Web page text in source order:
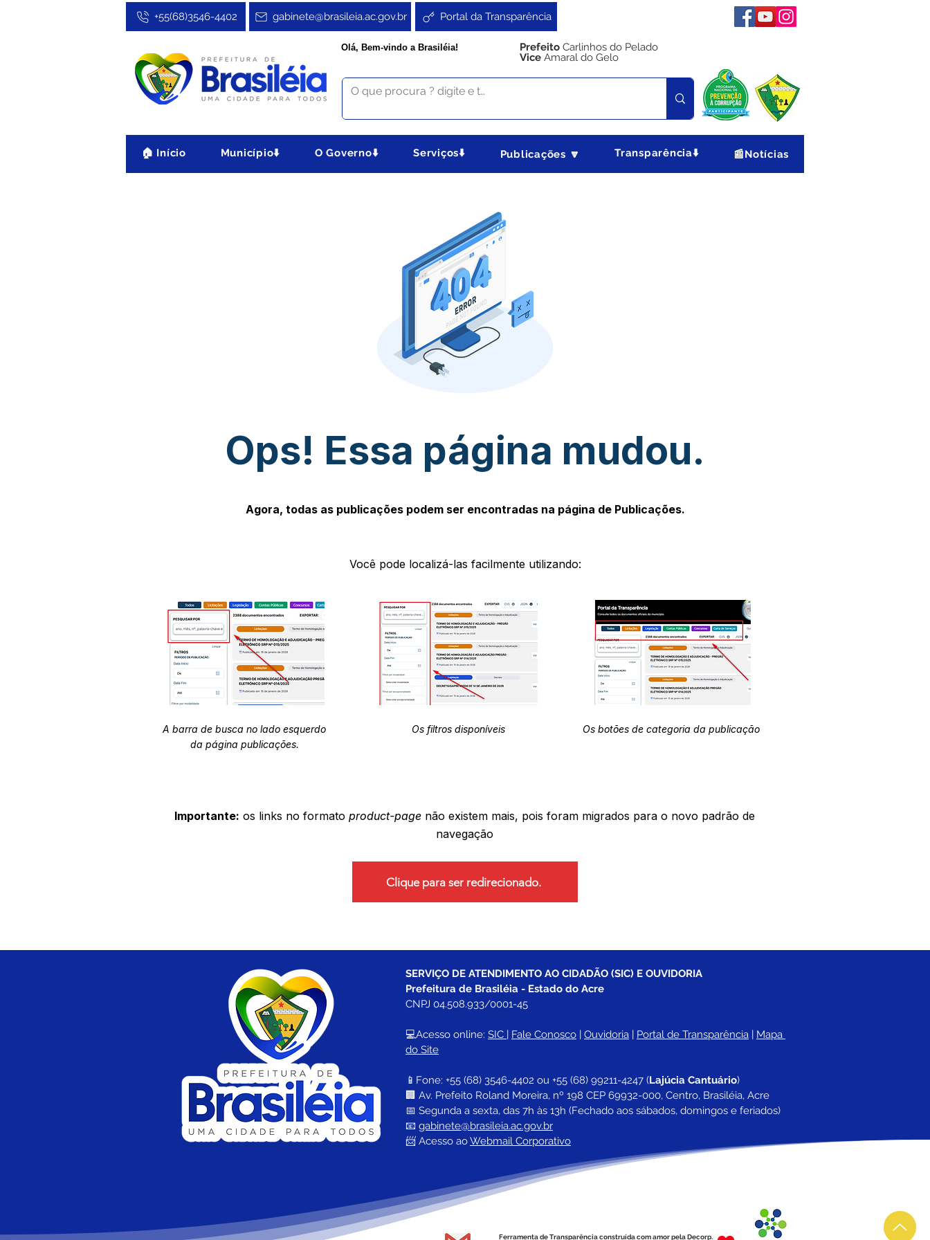
Portal da Transparência
gabinete@brasileia.ac.gov.br
+55(68)3546-4402
Olá, Bem-vindo a Brasiléia! Prefeito Carlinhos do Pelado
Vice Amaral do Gelo
🏠 Início Município⬇️ O Governo⬇️ Serviços⬇️ Publicações 🔽 Transparência⬇️ 📰Notícias
Ops! Essa página mudou.
Agora, todas as publicações podem ser encontradas na página de Publicações.
Você pode localizá-las facilmente utilizando:
A barra de busca no lado esquerdo
da página publicações.
Os filtros disponíveis Os botões de categoria da publicação
Importante: os links no formato product-page não existem mais, pois foram migrados para o novo padrão de
navegação
Clique para ser redirecionado.
SERVIÇO DE ATENDIMENTO AO CIDADÃO (SIC) E OUVIDORIA
Prefeitura de Brasiléia - Estado do Acre
CNPJ 04.508.933/0001-45
💻Acesso online: SIC | Fale Conosco | Ouvidoria | Portal de Transparência | Mapa
do Site
📱Fone: +55 (68) 3546-4402 ou +55 (68) 99211-4247 (Lajúcia Cantuário)
🏢 Av. Prefeito Roland Moreira, nº 198 CEP 69932-000, Centro, Brasiléia, Acre
📅 Segunda a sexta, das 7h às 13h (Fechado aos sábados, domingos e feriados)
📧 gabinete@brasileia.ac.gov.br
📨 Acesso ao Webmail Corporativo
Ferramenta de Transparência construída com amor pela Decorp.